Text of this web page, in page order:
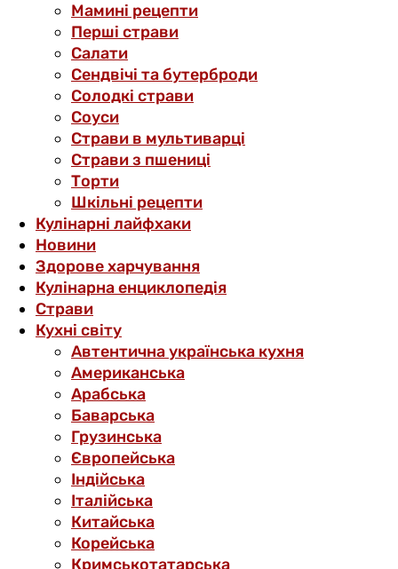
Мамині рецепти
Перші страви
Салати
Сендвічі та бутерброди
Солодкі страви
Соуси
Страви в мультиварці
Страви з пшениці
Торти
Шкільні рецепти
Кулінарні лайфхаки
Новини
Здорове харчування
Кулінарна енциклопедія
Страви
Кухні світу
Автентична українська кухня
Американська
Арабська
Баварська
Грузинська
Європейська
Індійська
Італійська
Китайська
Корейська
Кримськотатарська